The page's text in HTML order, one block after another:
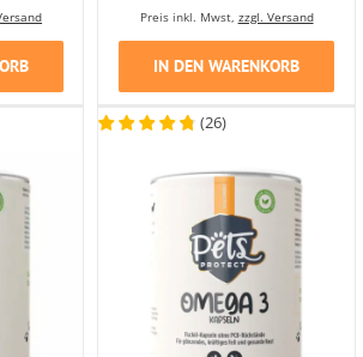
Preis inkl. Mwst, zzgl. Versand
IN DEN WARENKORB
(26)